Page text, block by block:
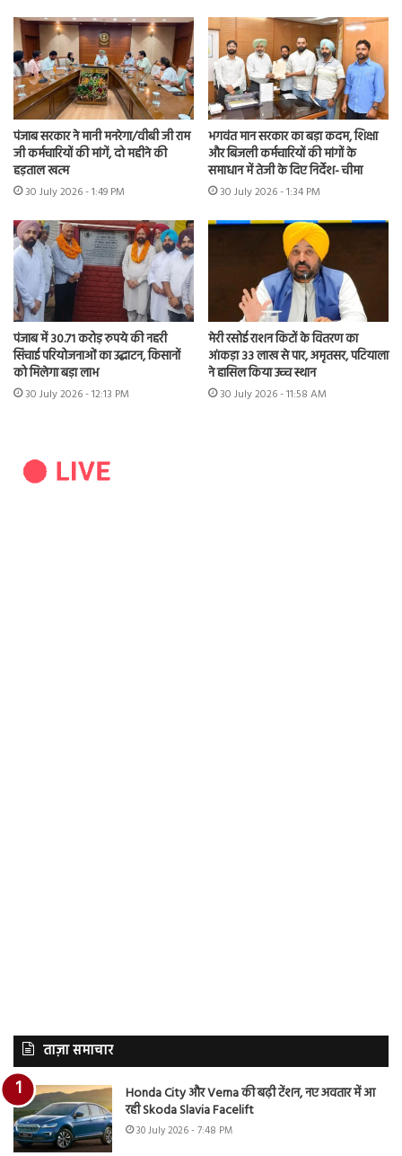
पंजाब सरकार ने मानी मनरेगा/वीबी जी राम
जी कर्मचारियों की मांगें, दो महीने की
हड़ताल खत्म
30 July 2026 - 1:49 PM
भगवंत मान सरकार का बड़ा कदम, शिक्षा
और बिजली कर्मचारियों की मांगों के
समाधान में तेजी के दिए निर्देश- चीमा
30 July 2026 - 1:34 PM
पंजाब में 30.71 करोड़ रुपये की नहरी
सिंचाई परियोजनाओं का उद्घाटन, किसानों
को मिलेगा बड़ा लाभ
30 July 2026 - 12:13 PM
मेरी रसोई राशन किटों के वितरण का
आंकड़ा 33 लाख से पार, अमृतसर, पटियाला
ने हासिल किया उच्च स्थान
30 July 2026 - 11:58 AM
ताज़ा समाचार
Honda City और Verna की बढ़ी टेंशन, नए अवतार में आ
रही Skoda Slavia Facelift
30 July 2026 - 7:48 PM